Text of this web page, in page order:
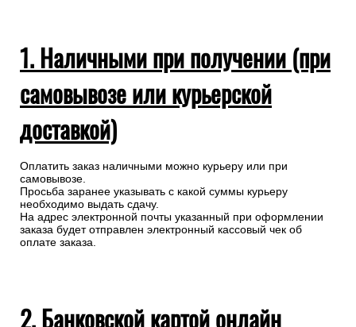
1. Наличными при получении (при
самовывозе или курьерской
доставкой)
Оплатить заказ наличными можно курьеру или при
самовывозе.
Просьба заранее указывать с какой суммы курьеру
необходимо выдать сдачу.
На адрес электронной почты указанный при оформлении
заказа будет отправлен электронный кассовый чек об
оплате заказа.
2. Банковской картой онлайн